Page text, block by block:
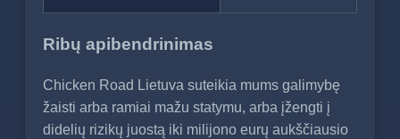
Ribų apibendrinimas
Chicken Road Lietuva suteikia mums galimybę
žaisti arba ramiai mažu statymu, arba įžengti į
didelių rizikų juostą iki milijono eurų aukščiausio